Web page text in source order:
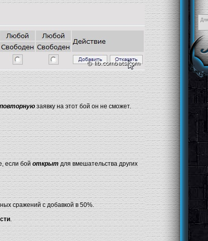
повторнуюзаявку на этот бой он не сможет.
если бой открыт для вмешательства других
сражений с добавкой в 50%.
.